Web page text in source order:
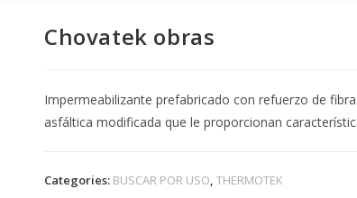
Chovatek obras
Impermeabilizante prefabricado con refuerzo de
asfáltica modificada que le proporcionan
Categories: BUSCAR POR USO, THERMOTEK